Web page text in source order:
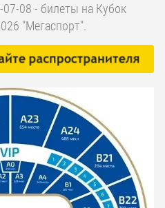
08 - билеты на Кубок
"Мегаспорт".